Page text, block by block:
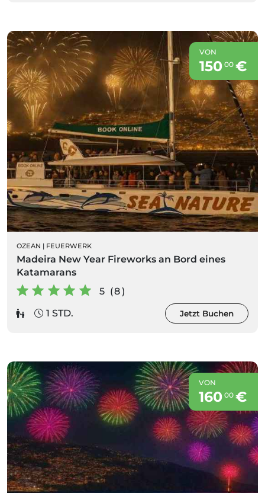
VON
150 00€
OZEAN | FEUERWERK
Madeira New Year Fireworks an Bord eines
Katamarans
5 (8)
1 STD.
Jetzt Buchen
VON
160 00€